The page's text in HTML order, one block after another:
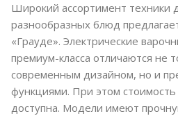
Широкий ассортимент техники
разнообразных блюд
«Грауде». Электрические
премиум-класса отличаются не
современным дизайном, но и
функциями. При этом стоимость
доступна. Модели имеют